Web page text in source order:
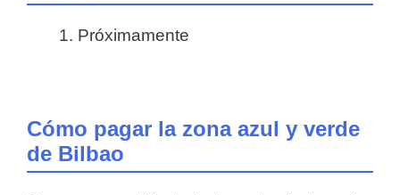
Próximamente
Cómo pagar la zona azul y verde
de Bilbao